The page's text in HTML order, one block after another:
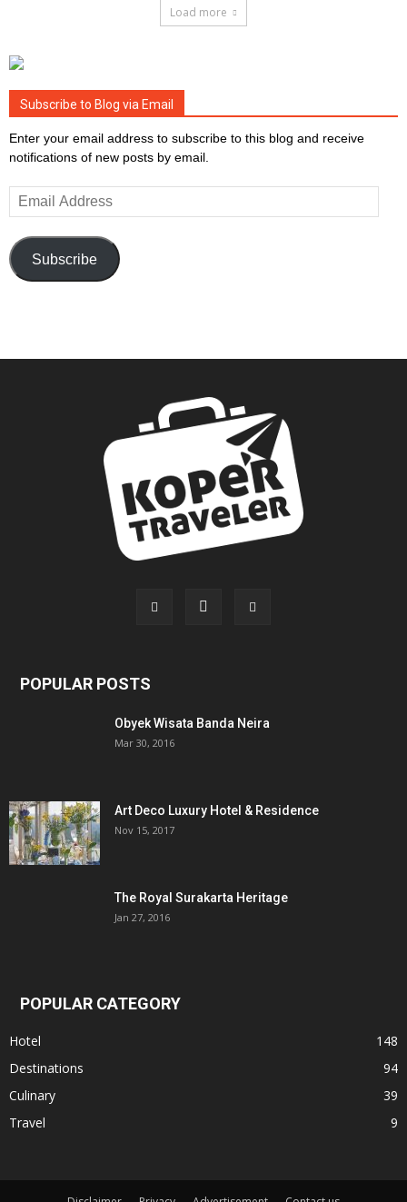
Load more
Subscribe to Blog via Email
Enter your email address to subscribe to this blog and receive
notifications of new posts by email.
Email
Address
Subscribe
POPULAR POSTS
Obyek Wisata Banda Neira
Mar 30, 2016
Art Deco Luxury Hotel & Residence
Nov 15, 2017
The Royal Surakarta Heritage
Jan 27, 2016
POPULAR CATEGORY
Hotel
148
Destinations
94
Culinary
39
Travel
9